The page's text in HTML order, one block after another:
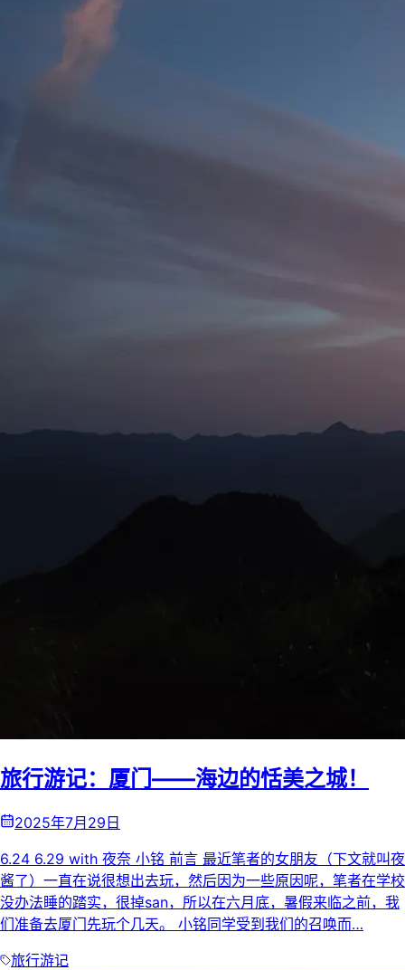
旅行游记：厦门——海边的恬美之城！
2025年7月29日
6.24 6.29 with 夜奈 小铭 前言 最近笔者的女朋友（下文就叫夜
酱了）一直在说很想出去玩，然后因为一些原因呢，笔者在学校
没办法睡的踏实，很掉san，所以在六月底，暑假来临之前，我
们准备去厦门先玩个几天。 小铭同学受到我们的召唤而…
旅行游记